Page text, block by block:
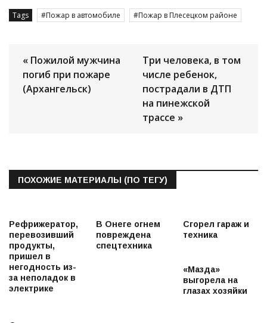
Tags Пожар в автомобиле Пожар в Плесецком районе
« Пожилой мужчина
погиб при пожаре
(Архангельск)
Три человека, в том
числе ребенок,
пострадали в ДТП
на пинежской
трассе »
ПОХОЖИЕ МАТЕРИАЛЫ (ПО ТЕГУ)
Рефрижератор,
перевозивший
продукты,
пришел в
негодность из-
за неполадок в
электрике
В Онеге огнем
повреждена
спецтехника
Сгорел гараж и
техника
«Мазда»
выгорела на
глазах хозяйки